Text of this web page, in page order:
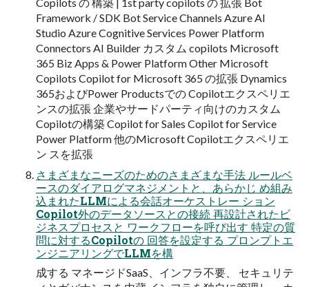
Framework / SDK Bot Service Channels Azure AI
Studio Azure Cognitive Services Power Platform
Connectors AI Builder カスタム copilots Microsoft
365 Biz Apps & Power Platform Other Microsoft
Copilots Copilot for Microsoft 365 の拡張 Dynamics
365およびPower Productsでの Copilotエクスペリエ
ンスの拡張 企業やサードパーティ向けのカスタム
Copilotの構築 Copilot for Sales Copilot for Service
Power Platform 他のMicrosoft Copilotエクスペリエ
ン スを拡張
さまざまなニーズのためのさまざまな手法 ルールベ
ースのダイアログマネジメントと、あらかじ め組み
込まれたLLMによる会話オーケストレー ション
Copilot外のデータソースとの接続 再設計されたビ
ジネスプロセスと ワークフローを呼び出す 特定の質
問に対するCopilotの 回答を設定する プロンプトエ
ンジニアリングでLLMを構
成する マネージドSaaS、インフラ不要、 セキュリテ